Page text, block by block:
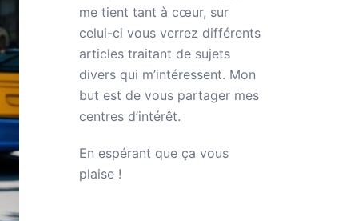
me tient tant à cœur, sur
celui-ci vous verrez différents
articles traitant de sujets
divers qui m’intéressent. Mon
but est de vous partager mes
centres d’intérêt.
En espérant que ça vous
plaise !